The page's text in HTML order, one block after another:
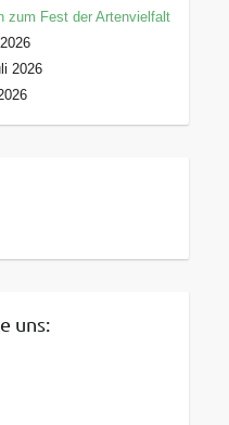
zum Fest der Artenvielfalt
2026
uns: